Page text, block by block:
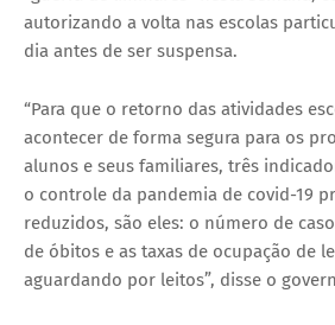
autorizando a volta nas escolas
dia antes de ser suspensa.
“Para que o retorno das atividades
acontecer de forma segura para os
alunos e seus familiares, três
o controle da pandemia de covid-19
reduzidos, são eles: o número de
de óbitos e as taxas de ocupação de
aguardando por leitos”, disse o